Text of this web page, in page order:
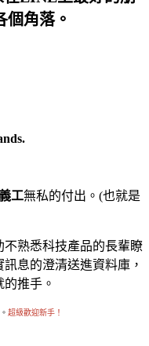
個角落。
工無私的付出 。(也就是
不熟悉科技產品的長輩瞭
息的澄清送進資料庫，
推手。
超級歡迎新手！